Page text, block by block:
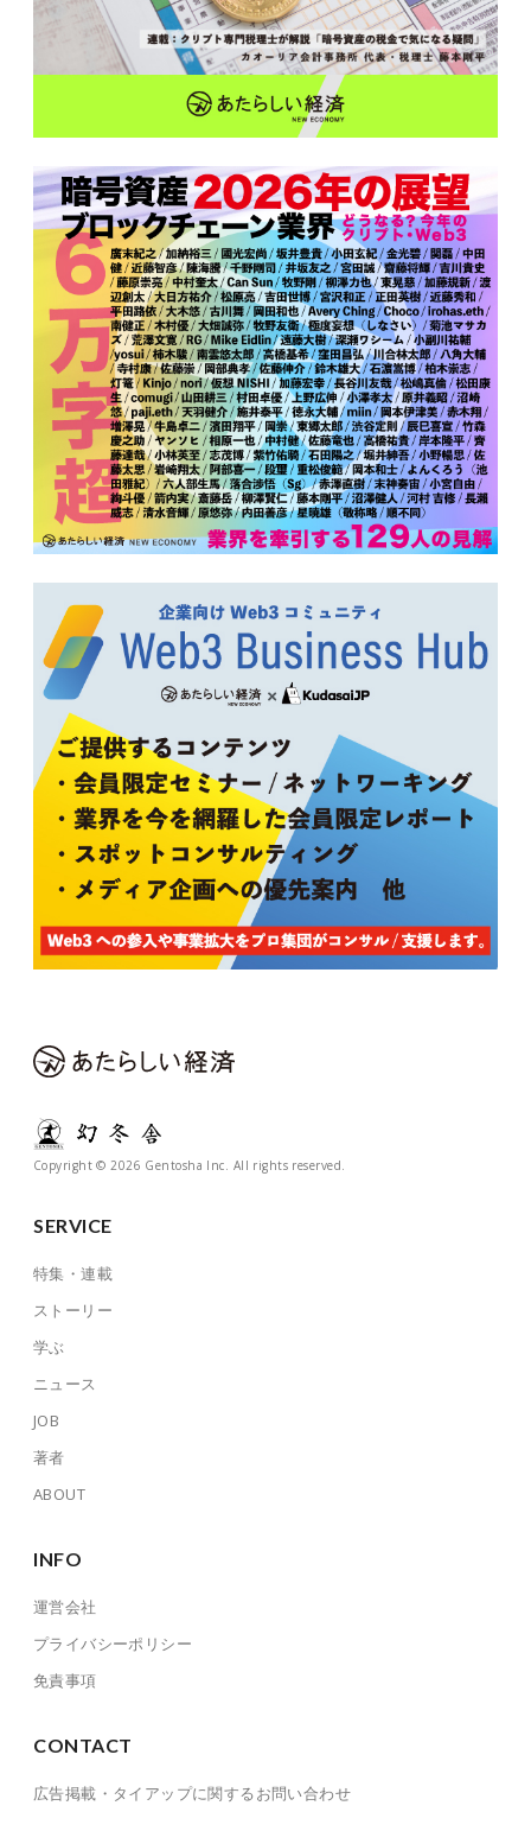
Copyright © 2026 Gentosha Inc. All rights reserved.
SERVICE
特集・連載
ストーリー
学ぶ
ニュース
JOB
著者
ABOUT
INFO
運営会社
プライバシーポリシー
免責事項
CONTACT
広告掲載・タイアップに関するお問い合わせ